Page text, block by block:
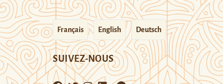
Français English Deutsch
SUIVEZ-NOUS